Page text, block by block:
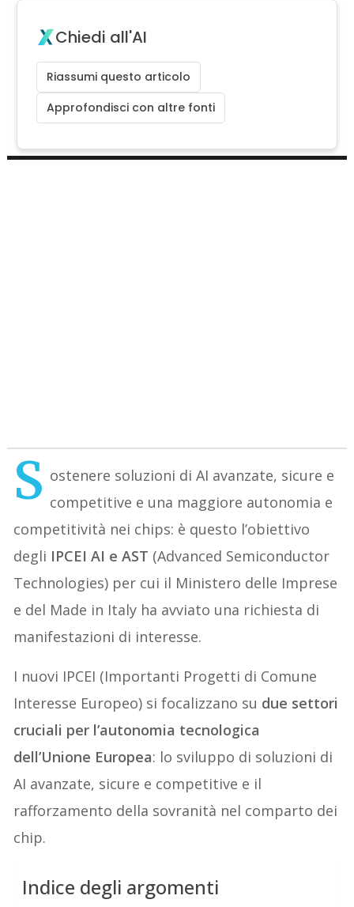
Chiedi all'AI
Riassumi questo articolo
Approfondisci con altre fonti
S ostenere soluzioni di AI avanzate, sicure e
competitive e una maggiore autonomia e
competitività nei chips: è questo l’obiettivo
degli IPCEI AI e AST (Advanced Semiconductor
Technologies) per cui il Ministero delle Imprese
e del Made in Italy ha avviato una richiesta di
manifestazioni di interesse.
I nuovi IPCEI (Importanti Progetti di Comune
Interesse Europeo) si focalizzano su due settori
cruciali per l’autonomia tecnologica
dell’Unione Europea: lo sviluppo di soluzioni di
AI avanzate, sicure e competitive e il
rafforzamento della sovranità nel comparto dei
chip.
Indice degli argomenti